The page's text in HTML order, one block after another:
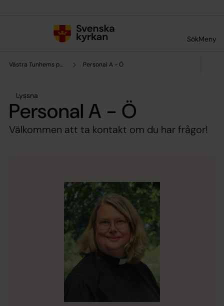
SökMeny
Västra Tunhems pastorat Personal A - Ö
Lyssna
Personal A - Ö
Välkommen att ta kontakt om du har frågor!